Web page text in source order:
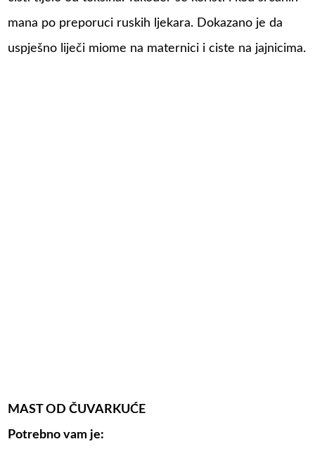
mana po preporuci ruskih ljekara. Dokazano je da
uspješno liječi miome na maternici i ciste na jajnicima.
MAST OD ČUVARKUĆE
Potrebno vam je: